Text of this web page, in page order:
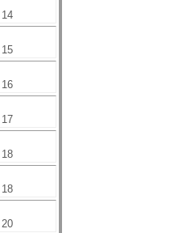
14
15
16
17
18
18
20